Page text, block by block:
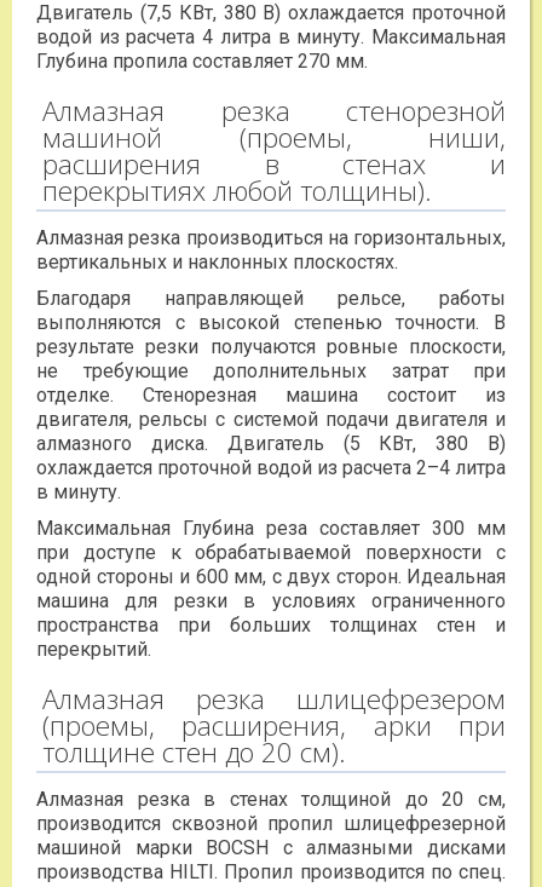
Двигатель (7,5 КВт, 380 В) охлаждается проточной
водой из расчета 4 литра в минуту. Максимальная
Глубина пропила составляет 270 мм.
Алмазная резка стенорезной
машиной (проемы, ниши,
расширения в стенах и
перекрытиях любой толщины).
Алмазная резка производиться на горизонтальных,
вертикальных и наклонных плоскостях.
Благодаря направляющей рельсе, работы
выполняются с высокой степенью точности. В
результате резки получаются ровные плоскости,
не требующие дополнительных затрат при
отделке. Стенорезная машина состоит из
двигателя, рельсы с системой подачи двигателя и
алмазного диска. Двигатель (5 КВт, 380 В)
охлаждается проточной водой из расчета 2–4 литра
в минуту.
Максимальная Глубина реза составляет 300 мм
при доступе к обрабатываемой поверхности с
одной стороны и 600 мм, с двух сторон. Идеальная
машина для резки в условиях ограниченного
пространства при больших толщинах стен и
перекрытий.
Алмазная резка шлицефрезером
(проемы, расширения, арки при
толщине стен до 20 см).
Алмазная резка в стенах толщиной до 20 см,
производится сквозной пропил шлицефрезерной
машиной марки BOCSH с алмазными дисками
производства HILTI. Пропил производится по спец.